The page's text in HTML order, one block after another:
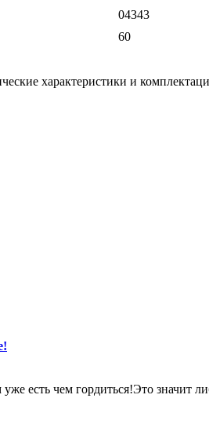
04343
60
характеристики и
есть чем гордиться!Это значит